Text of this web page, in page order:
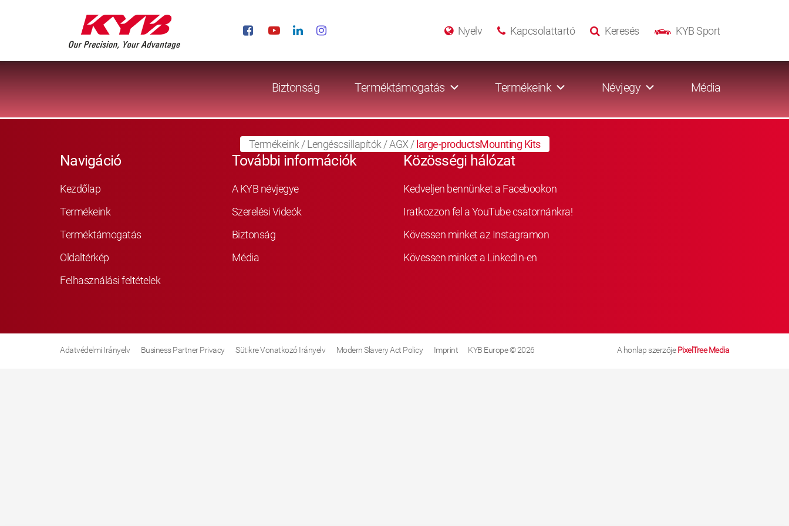
KYB Sport
Keresés
Kapcsolattartó
Nyelv
Biztonság Terméktámogatás Termékeink Névjegy Média
Termékeink /Lengéscsillapítók /AGX / large-productsMounting Kits
Navigáció
Kezdőlap
Termékeink
Terméktámogatás
Oldaltérkép
Felhasználási feltételek
További információk
A KYB névjegye
Szerelési Videók
Biztonság
Média
Közösségi hálózat
Kedveljen bennünket a Facebookon
Iratkozzon fel a YouTube csatornánkra!
Kövessen minket az Instagramon
Kövessen minket a LinkedIn-en
Adatvédelmi Irányelv Business Partner Privacy Sütikre Vonatkozó Irányelv Modern Slavery Act Policy Imprint KYB Europe © 2026 A honlap szerzőjePixelTree Media